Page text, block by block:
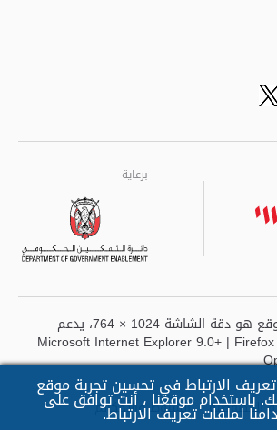
برعاية
أفضل عرض لهذا الموقع هو دقة الشاشة 1024 × 764، يدعم
Microsoft Internet Explorer 9.0+ |
الخصوصية
الشروط والأحكالم
الارتباط في تحسين تجربة موقع
باستخدام موقعنا ، أنت توافق على
لملفات تعريف الارتباط.